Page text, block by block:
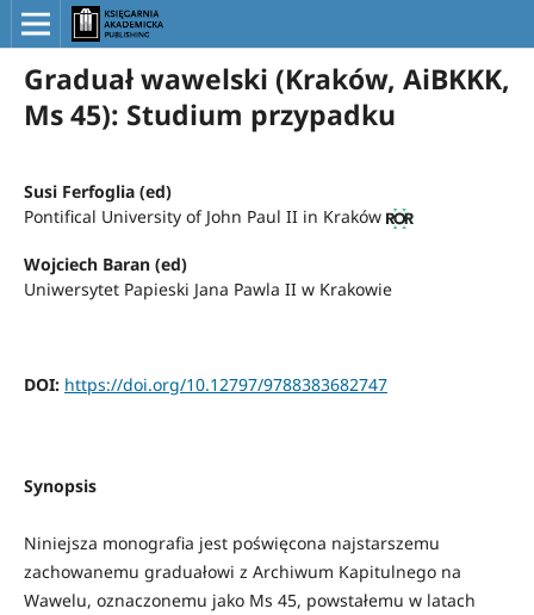
Graduał wawelski (Kraków, AiBKKK,
Ms 45): Studium przypadku
Susi Ferfoglia (ed)
Pontifical University of John Paul II in Kraków
Wojciech Baran (ed)
Uniwersytet Papieski Jana Pawla II w Krakowie
DOI: https://doi.org/10.12797/9788383682747
Synopsis
Niniejsza monografia jest poświęcona najstarszemu
zachowanemu graduałowi z Archiwum Kapitulnego na
Wawelu, oznaczonemu jako Ms 45, powstałemu w latach